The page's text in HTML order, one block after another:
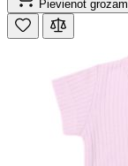
Pievienot grozam